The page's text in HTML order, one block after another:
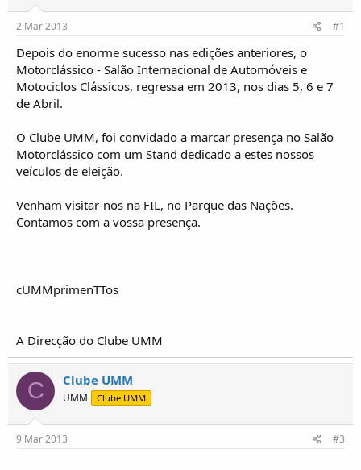
d
o
r
d
e
T
ó
c
o
s
í
c
i
o
2 Mar 2013 #1
Depois do enorme sucesso nas edições anteriores, o
Motorclássico - Salão Internacional de Automóveis e
Motociclos Clássicos, regressa em 2013, nos dias 5, 6 e 7
de Abril.
O Clube UMM, foi convidado a marcar presença no Salão
Motorclássico com um Stand dedicado a estes nossos
veículos de eleição.
Venham visitar-nos na FIL, no Parque das Nações.
Contamos com a vossa presença.
cUMMprimenTTos
A Direcção do Clube UMM
C Clube UMM
UMM Clube UMM
9 Mar 2013 #3